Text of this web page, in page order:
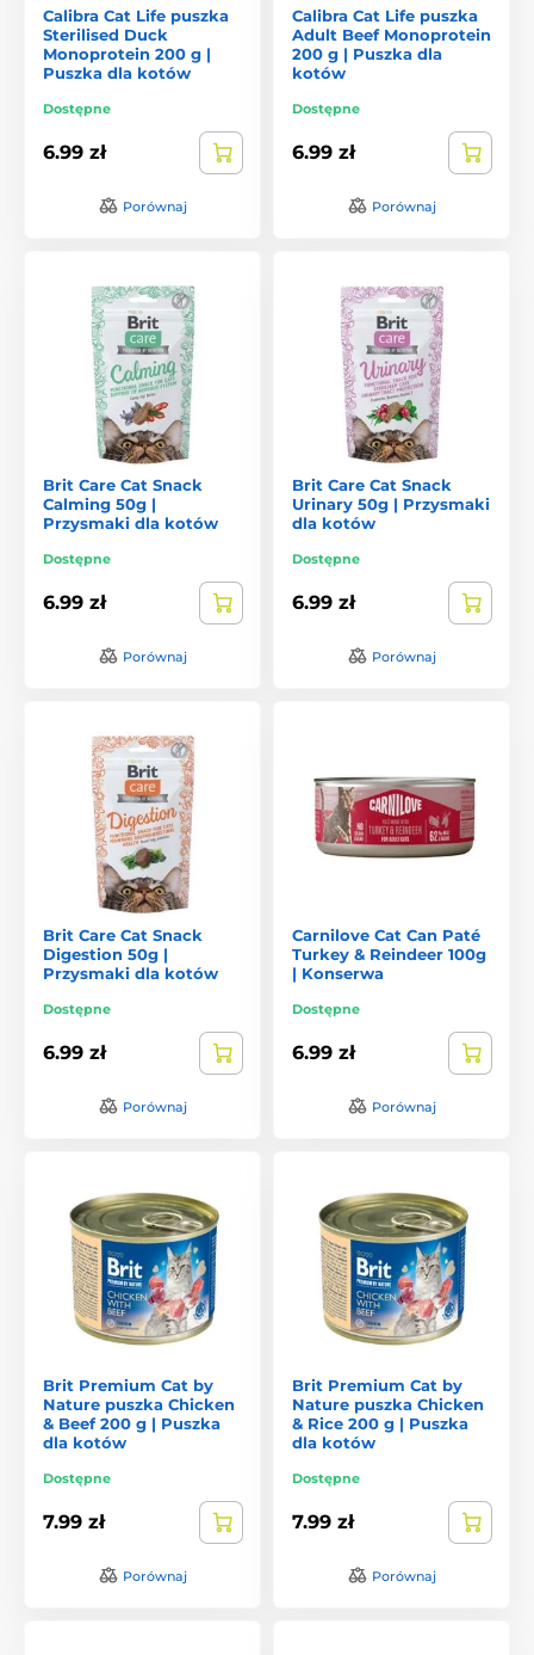
Calibra Cat Life puszka
Sterilised Duck
Monoprotein 200 g |
Puszka dla kotów
Dostępne
6.99 zł
Porównaj
Calibra Cat Life puszka
Adult Beef Monoprotein
200 g | Puszka dla
kotów
Dostępne
6.99 zł
Porównaj
Brit Care Cat Snack
Calming 50g |
Przysmaki dla kotów
Dostępne
6.99 zł
Porównaj
Brit Care Cat Snack
Urinary 50g | Przysmaki
dla kotów
Dostępne
6.99 zł
Porównaj
Brit Care Cat Snack
Digestion 50g |
Przysmaki dla kotów
Dostępne
6.99 zł
Porównaj
Carnilove Cat Can Paté
Turkey & Reindeer 100g
| Konserwa
Dostępne
6.99 zł
Porównaj
Brit Premium Cat by
Nature puszka Chicken
& Beef 200 g | Puszka
dla kotów
Dostępne
7.99 zł
Porównaj
Brit Premium Cat by
Nature puszka Chicken
& Rice 200 g | Puszka
dla kotów
Dostępne
7.99 zł
Porównaj